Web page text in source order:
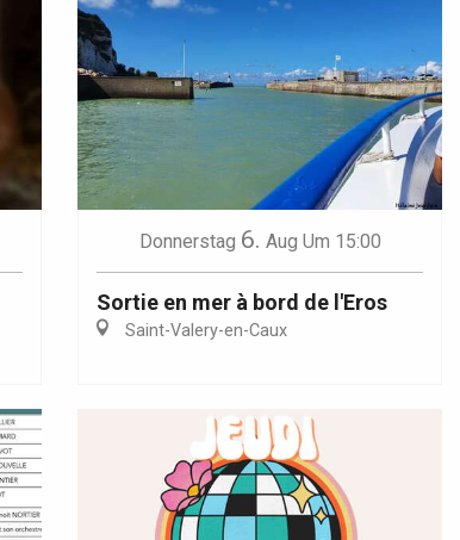
Donnerstag 6. Aug Um 15:00
Sortie en mer à bord de l'Eros
Saint-Valery-en-Caux